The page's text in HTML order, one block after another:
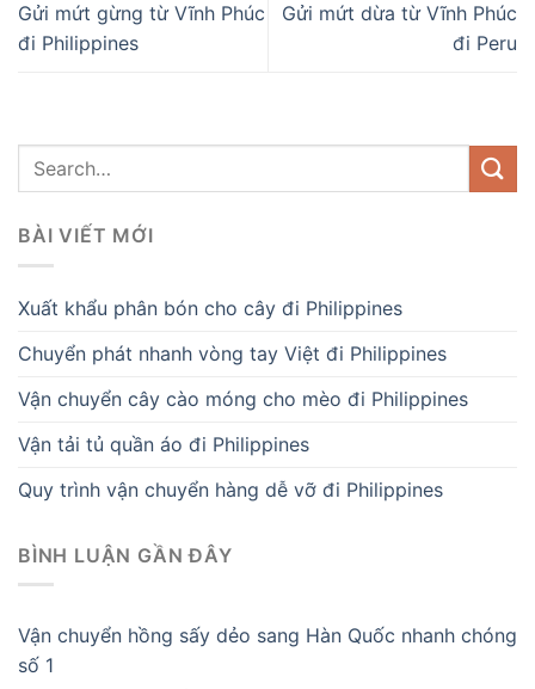
Gửi mứt gừng từ Vĩnh Phúc
đi Philippines
Gửi mứt dừa từ Vĩnh Phúc
đi Peru
BÀI VIẾT MỚI
Xuất khẩu phân bón cho cây đi Philippines
Chuyển phát nhanh vòng tay Việt đi Philippines
Vận chuyển cây cào móng cho mèo đi Philippines
Vận tải tủ quần áo đi Philippines
Quy trình vận chuyển hàng dễ vỡ đi Philippines
BÌNH LUẬN GẦN ĐÂY
Vận chuyển hồng sấy dẻo sang Hàn Quốc nhanh chóng
số 1